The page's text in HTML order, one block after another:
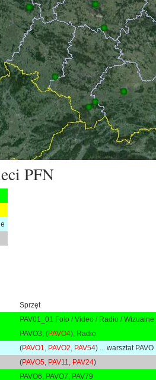
PFN
Sprzęt
PAV01_01 Foto / Video / Radio /
PAVO3, (PAVO4), Radio
(PAVO1, PAVO2, PAV54) ... warsztat PAVO
(PAVO5, PAV11, PAV24)
PAVO6, PAVO7, PAV79